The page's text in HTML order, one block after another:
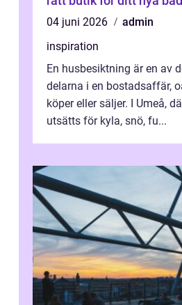
04 juni 2026
admin
inspiration
En husbesiktning är en av
delarna i en bostadsaffär,
köper eller säljer. I Umeå,
utsätts för kyla, snö, fu...